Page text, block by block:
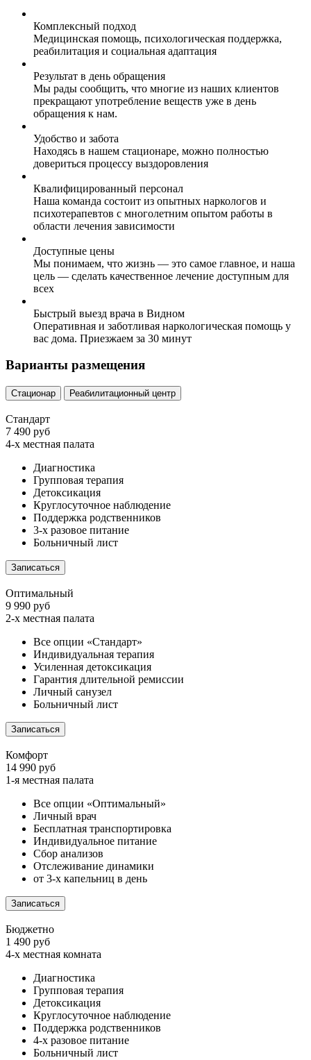
Комплексный подход
Медицинская помощь, психологическая поддержка,
реабилитация и социальная адаптация
Результат в день обращения
Мы рады сообщить, что многие из наших клиентов
прекращают употребление веществ уже в день
обращения к нам.
Удобство и забота
Находясь в нашем стационаре, можно полностью
довериться процессу выздоровления
Квалифицированный персонал
Наша команда состоит из опытных наркологов и
психотерапевтов с многолетним опытом работы в
области лечения зависимости
Доступные цены
Мы понимаем, что жизнь — это самое главное, и наша
цель — сделать качественное лечение доступным для
всех
Быстрый выезд врача в Видном
Оперативная и заботливая наркологическая помощь у
вас дома. Приезжаем за 30 минут
Варианты размещения
Стационар Реабилитационный центр
Стандарт
7 490 руб
4-х местная палата
Диагностика
Групповая терапия
Детоксикация
Круглосуточное наблюдение
Поддержка родственников
3-х разовое питание
Больничный лист
Записаться
Оптимальный
9 990 руб
2-х местная палата
Все опции «Стандарт»
Индивидуальная терапия
Усиленная детоксикация
Гарантия длительной ремиссии
Личный санузел
Больничный лист
Записаться
Комфорт
14 990 руб
1-я местная палата
Все опции «Оптимальный»
Личный врач
Бесплатная транспортировка
Индивидуальное питание
Сбор анализов
Отслеживание динамики
от 3-х капельниц в день
Записаться
Бюджетно
1 490 руб
4-х местная комната
Диагностика
Групповая терапия
Детоксикация
Круглосуточное наблюдение
Поддержка родственников
4-х разовое питание
Больничный лист